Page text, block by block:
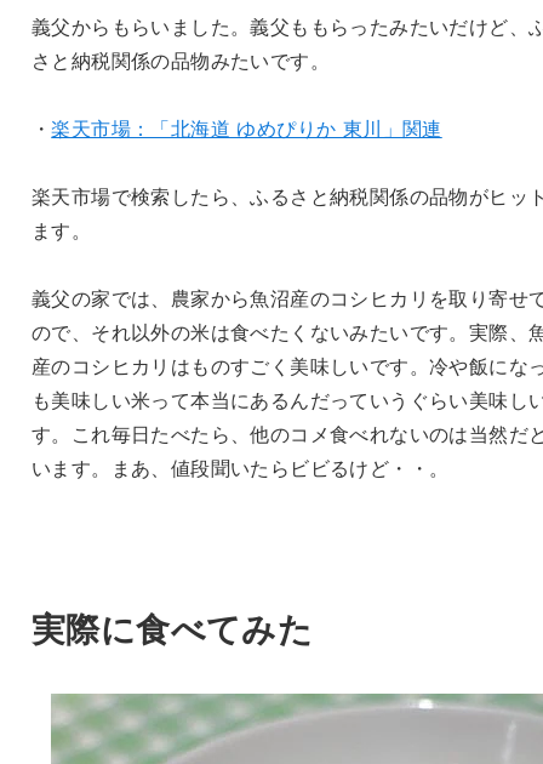
義父からもらいました。義父ももらったみたいだけど、
さと納税関係の品物みたいです。
・楽天市場：「北海道 ゆめぴりか 東川」関連
楽天市場で検索したら、ふるさと納税関係の品物がヒッ
ます。
義父の家では、農家から魚沼産のコシヒカリを取り寄せ
ので、それ以外の米は食べたくないみたいです。実際、
産のコシヒカリはものすごく美味しいです。冷や飯にな
も美味しい米って本当にあるんだっていうぐらい美味し
す。これ毎日たべたら、他のコメ食べれないのは当然だ
います。まあ、値段聞いたらビビるけど・・。
実際に食べてみた